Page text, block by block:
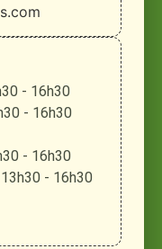
- 16h30
- 16h30
- 16h30
- 16h30